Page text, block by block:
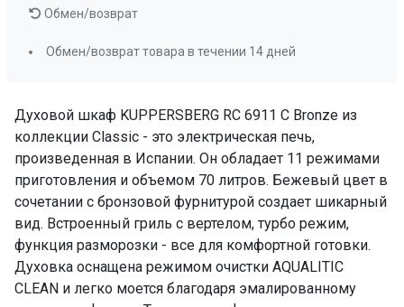
Размер ниши для встраивания в колонну (ВхШхГ),
590х560х580
Быстрый нагрев
да
Телескопические направляющие
2-х уровневые
Доводчик двери
да
Переключатели (тип)
поворотные
Таймер
аналоговый,
Очистка духовки
гидролизная
Духовой шкаф KUPPERSBERG RC 6911 C Bronze из
коллекции Classic - это электрическая печь,
произведенная в Испании. Он обладает 11 режимами
приготовления и объемом 70 литров. Бежевый цвет в
сочетании с бронзовой фурнитурой создает шикарный
вид. Встроенный гриль с вертелом, турбо режим,
функция разморозки - все для комфортной готовки.
Духовка оснащена режимом очистки AQUALITIC
CLEAN и легко моется благодаря эмалированному
Обмен/возврат
Обмен/возврат товара в течении 14 дней